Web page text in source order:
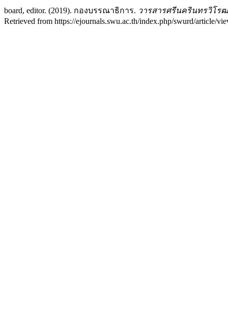
board, editor. (2019). กองบรรณาธิการ. วารสารศรีนครินทรวิโร
Retrieved from https://ejournals.swu.ac.th/index.php/swurd/article/